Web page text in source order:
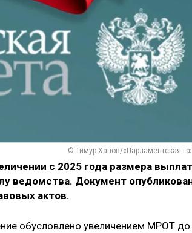
© Тимур Ханов/«Парламентская
с 2025 года размера
ведомства. Документ
актов.
обусловлено увеличением МРОТ